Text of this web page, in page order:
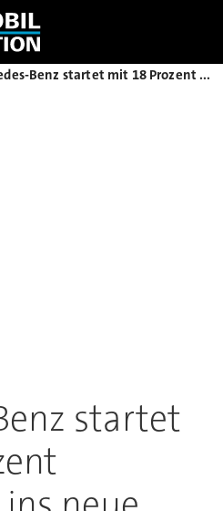
Mercedes-Benz startet mit 18 Prozent Wachstum ins neue Jahr
startet